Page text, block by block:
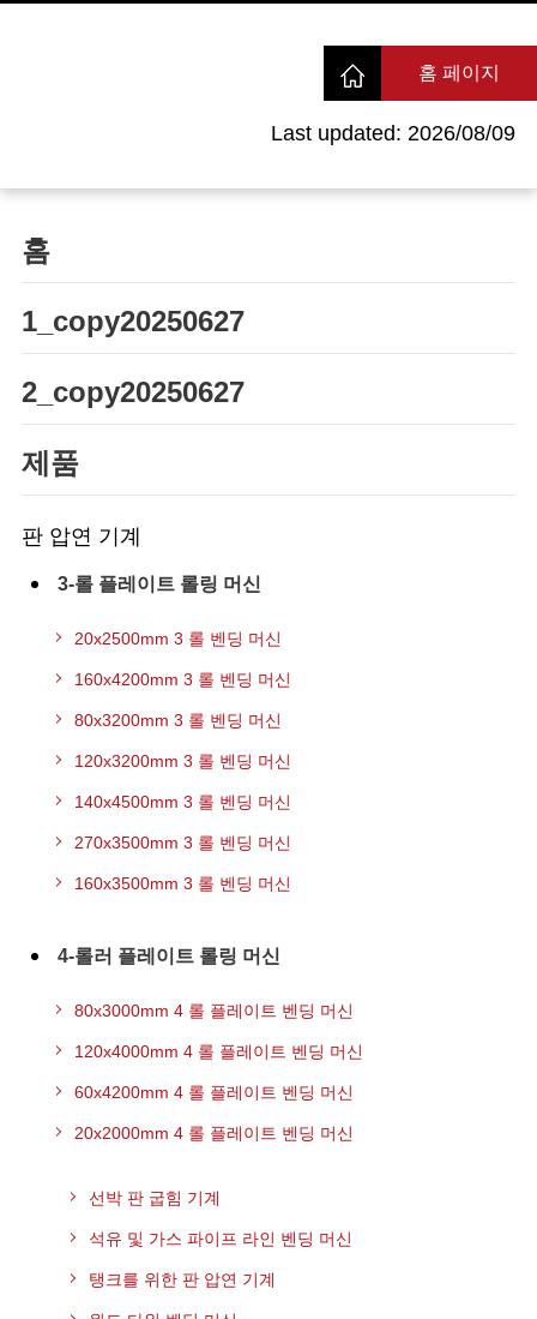
Last updated: 2026/08/09
홈 페이지
홈
1_copy20250627
2_copy20250627
제품
판 압연 기계
3-롤 플레이트 롤링 머신
20x2500mm 3 롤 벤딩 머신
160x4200mm 3 롤 벤딩 머신
80x3200mm 3 롤 벤딩 머신
120x3200mm 3 롤 벤딩 머신
140x4500mm 3 롤 벤딩 머신
270x3500mm 3 롤 벤딩 머신
160x3500mm 3 롤 벤딩 머신
4-롤러 플레이트 롤링 머신
80x3000mm 4 롤 플레이트 벤딩 머신
120x4000mm 4 롤 플레이트 벤딩 머신
60x4200mm 4 롤 플레이트 벤딩 머신
20x2000mm 4 롤 플레이트 벤딩 머신
선박 판 굽힘 기계
석유 및 가스 파이프 라인 벤딩 머신
탱크를 위한 판 압연 기계